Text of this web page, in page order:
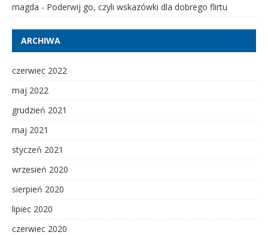
magda - Poderwij go, czyli wskazówki dla dobrego flirtu
ARCHIWA
czerwiec 2022
maj 2022
grudzień 2021
maj 2021
styczeń 2021
wrzesień 2020
sierpień 2020
lipiec 2020
czerwiec 2020